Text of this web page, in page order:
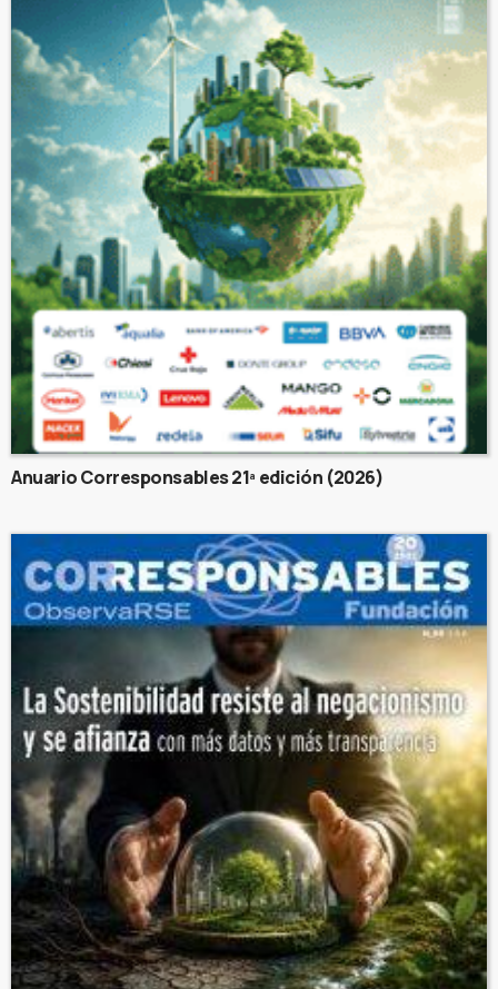
Anuario Corresponsables 21ª edición (2026)